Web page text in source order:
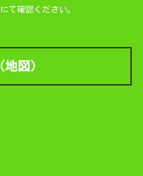
て確認ください。
図）